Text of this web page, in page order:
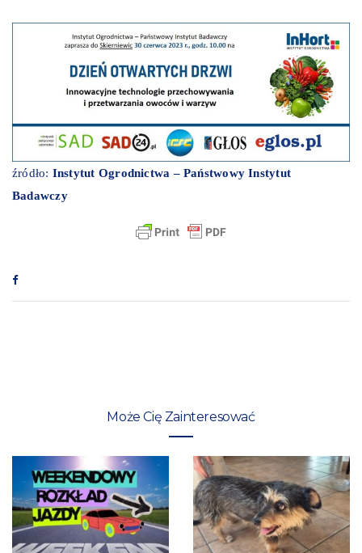
źródło: Instytut Ogrodnictwa – Państwowy Instytut
Badawczy
Może Cię Zainteresować